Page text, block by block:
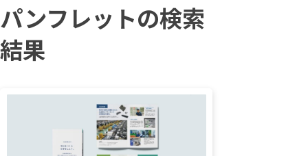
パンフレットの検索
結果